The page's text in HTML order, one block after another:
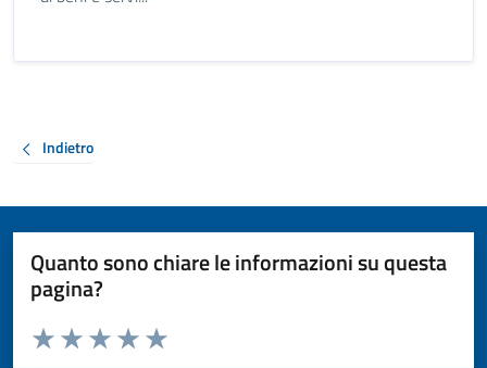
Indietro
Quanto sono chiare le informazioni su questa
pagina?
Valuta da 1 a 5 stelle la pagina